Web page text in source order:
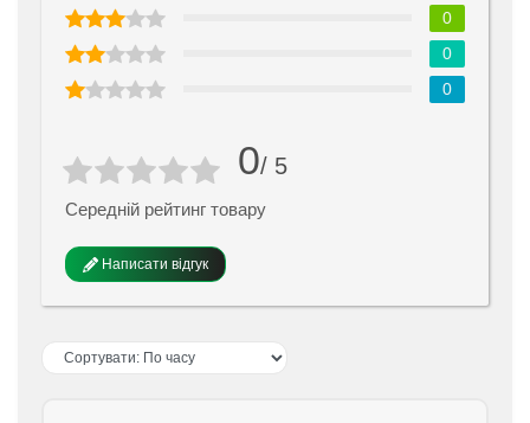
0/ 5
Середній рейтинг товару
Написати відгук
0
0
0